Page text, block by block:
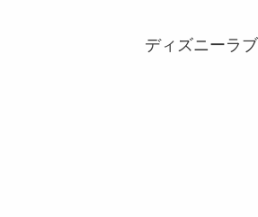
ディズニーラブ